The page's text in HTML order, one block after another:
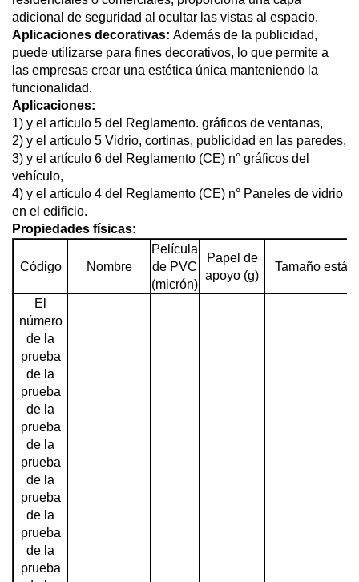
adicional de seguridad al ocultar las vistas al espacio.
Aplicaciones decorativas: Además de la publicidad,
puede utilizarse para fines decorativos, lo que permite a
las empresas crear una estética única manteniendo la
funcionalidad.
Aplicaciones:
1) y el artículo 5 del Reglamento. gráficos de ventanas,
2) y el artículo 5 Vidrio, cortinas, publicidad en las paredes,
3) y el artículo 6 del Reglamento (CE) n° gráficos del
vehículo,
4) y el artículo 4 del Reglamento (CE) n° Paneles de vidrio
en el edificio.
Propiedades físicas:
Código Nombre
Película
de PVC
(micrón)
Papel de
apoyo (g)
Tamaño
El
número
de la
prueba
de la
prueba
de la
prueba
de la
prueba
de la
prueba
de la
prueba
de la
prueba